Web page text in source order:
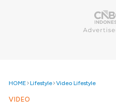
HOME Lifestyle Video Lifestyle
VIDEO